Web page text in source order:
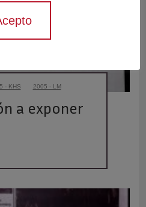
- KHS 2005 - LM
a exponer